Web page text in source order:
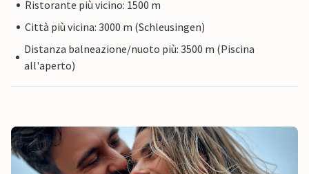
Ristorante più vicino: 1500 m
Città più vicina: 3000 m (Schleusingen)
Distanza balneazione/nuoto più: 3500 m (Piscina
all'aperto)